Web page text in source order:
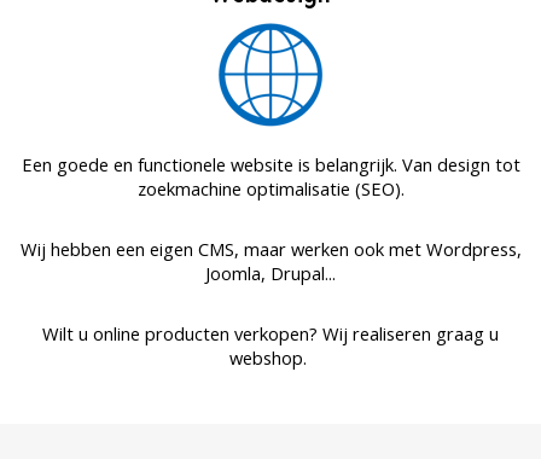
Een goede en functionele website is belangrijk. Van design tot
zoekmachine optimalisatie (SEO).
Wij hebben een eigen CMS, maar werken ook met Wordpress,
Joomla, Drupal...
Wilt u online producten verkopen? Wij realiseren graag u
webshop.